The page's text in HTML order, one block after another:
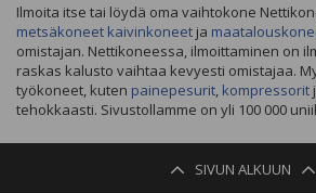
Ilmoita itse tai löydä oma vaihtokone
metsäkoneet kaivinkoneet ja
omistajan. Nettikoneessa, ilmoittaminen on
raskas kalusto vaihtaa kevyesti omistajaa.
työkoneet, kuten painepesurit, kompressorit
tehokkaasti. Sivustollamme on yli 100 000
SIVUN ALKUUN